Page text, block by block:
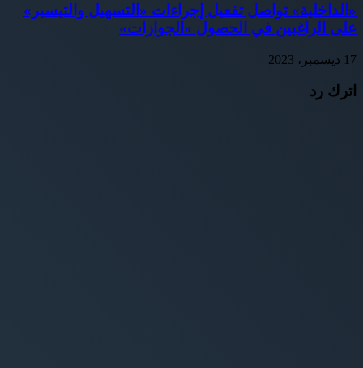
«الداخلية» تواصل تفعيل إجراءات «التسهيل والتيسير»
على الراغبين في الحصول «الجوازات»
17 ديسمبر، 2023
اترك رد